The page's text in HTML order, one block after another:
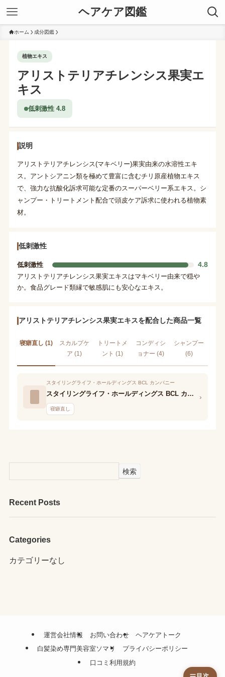
ヘアケア図鑑
ホーム 成分図鑑
植物エキス
アリストテリアチレンシス果実エ
キス
低刺激性 4.8
説明
アリストテリアチレンシス(マキベリー)果実由来の水溶性エキ
ス。アントシアニン類を極めて豊富に含むチリ原産植物エキス
で、強力な抗酸化訴求可能な定番のスーパーベリー系エキス。シ
ャンプー・トリートメント配合で頭皮ケア訴求に使われる植物素
材。
低刺激性
低刺激性 4.8
アリストテリアチレンシス果実エキスはマキベリー由来で穏や
か。食品グレード類縁で敏感肌にも安心なエキス。
アリストテリアチレンシス果実エキスを配合した商品一覧
寝癖直し (1)
スカルプケ
ア (1)
トリートメ
ント (1)
コンディシ
ョナー (4)
シャンプー
(6)
スタイリングライフ・ホールディングス BCL カンパニー
スタイリングライフ・ホールディングス BCL カンパニー スパナチュール アロマウォーター アマゾニアンブルーム
寝癖直し
›
検索
Recent Posts
Categories
カテゴリーなし
運営会社情報 お問い合わせ
ヘアケアトーク
白髪染め専門美容室ソマリ
プライバシーポリシー
口コミ利用規約